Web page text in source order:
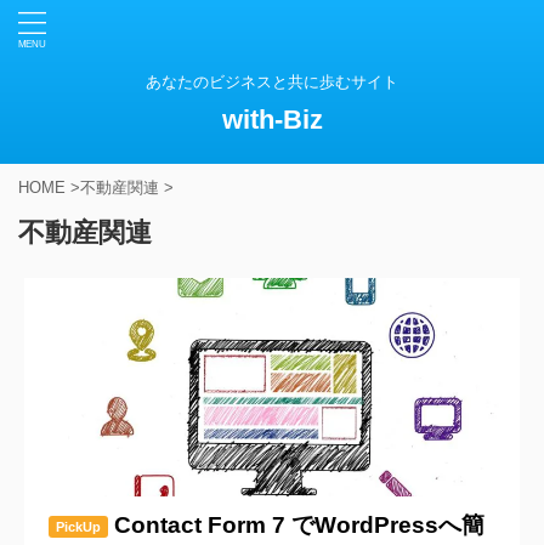
あなたのビジネスと共に歩むサイト
with-Biz
HOME >不動産関連 >
不動産関連
PickUp
Contact Form 7 でWordPressへ簡